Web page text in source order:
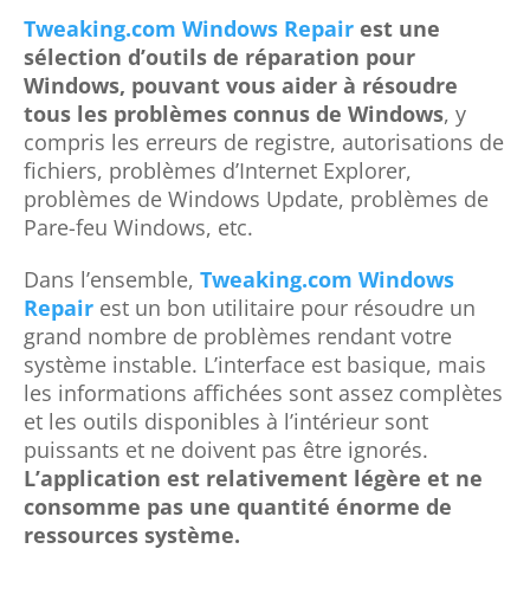
Tweaking.com Windows Repair est une
sélection d’outils de réparation pour
Windows, pouvant vous aider à résoudre
tous les problèmes connus de Windows, y
compris les erreurs de registre, autorisations de
fichiers, problèmes d’Internet Explorer,
problèmes de Windows Update, problèmes de
Pare-feu Windows, etc.
Dans l’ensemble, Tweaking.com Windows
Repair est un bon utilitaire pour résoudre un
grand nombre de problèmes rendant votre
système instable. L’interface est basique, mais
les informations affichées sont assez complètes
et les outils disponibles à l’intérieur sont
puissants et ne doivent pas être ignorés.
L’application est relativement légère et ne
consomme pas une quantité énorme de
ressources système.